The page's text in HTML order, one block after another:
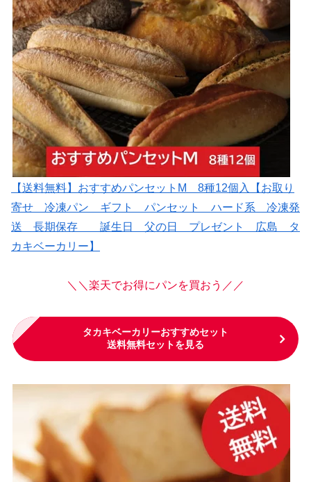
【送料無料】おすすめパンセットM 8種12個入【お取り
寄せ 冷凍パン ギフト パンセット ハード系 冷凍発
送 長期保存 誕生日 父の日 プレゼント 広島 タ
カキベーカリー】
＼＼楽天でお得にパンを買おう／／
タカキベーカリーおすすめセット
送料無料セットを見る